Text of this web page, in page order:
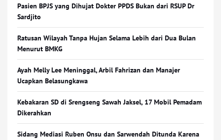
Pasien BPJS yang Dihujat Dokter PPDS Bukan dari RSUP Dr
Sardjito
Ratusan Wilayah Tanpa Hujan Selama Lebih dari Dua Bulan
Menurut BMKG
Ayah Melly Lee Meninggal, Arbil Fahrizan dan Manajer
Ucapkan Belasungkawa
Kebakaran SD di Srengseng Sawah Jaksel, 17 Mobil Pemadam
Dikerahkan
Sidang Mediasi Ruben Onsu dan Sarwendah Ditunda Karena